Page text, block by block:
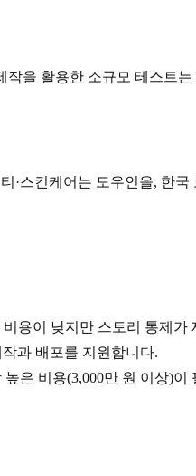
을 활용한 소규모 테스트
스킨케어는 도우인을, 한
용이 낮지만 스토리 통제가
과 배포를 지원합니다.
은 비용(3,000만 원 이상)이